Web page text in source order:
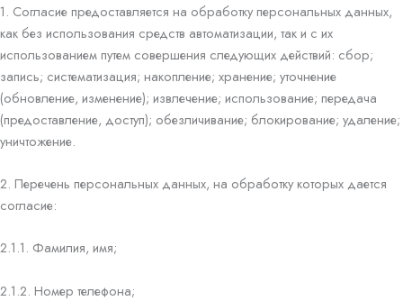
1. Согласие предоставляется на обработку персональных данных,
как без использования средств автоматизации, так и с их
использованием путем совершения следующих действий: сбор;
запись; систематизация; накопление; хранение; уточнение
(обновление, изменение); извлечение; использование; передача
(предоставление, доступ); обезличивание; блокирование; удаление;
уничтожение.
2. Перечень персональных данных, на обработку которых дается
согласие:
2.1.1. Фамилия, имя;
2.1.2. Номер телефона;